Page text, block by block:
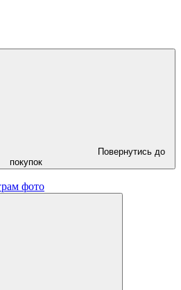
Повернутись до
покупок